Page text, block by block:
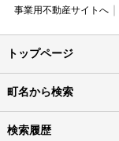
事業用不動産サイトへ
トップページ
町名から検索
検索履歴